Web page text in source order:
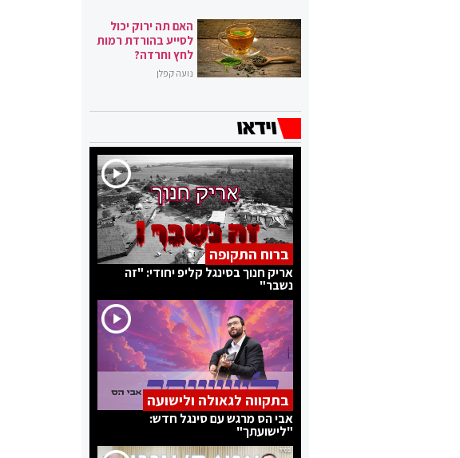
האם תה ירוק יכול
לסייע בהורדת רמות
לחץ וחרדה?
נועה קפלן
ברוח התקופה
אריק חנוך בסינגל קליפ יחודי: "זה
נשבר"
בתקווה לגאולה ולישועה
אבי הס מרגש עם סינגל חדש:
"לישועתך"